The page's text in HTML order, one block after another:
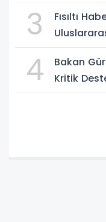
3
Fısıltı
4
Bakan
Kritik